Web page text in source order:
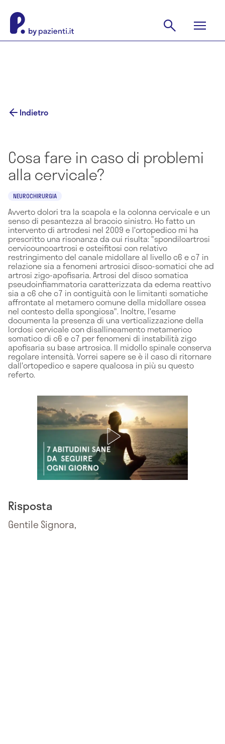
Indietro
Cosa fare in caso di problemi
alla cervicale?
NEUROCHIRURGIA
Avverto dolori tra la scapola e la colonna cervicale e un
senso di pesantezza al braccio sinistro. Ho fatto un
intervento di artrodesi nel 2009 e l'ortopedico mi ha
prescritto una risonanza da cui risulta: "spondiloartrosi
cervicouncoartrosi e osteifitosi con relativo
restringimento del canale midollare al livello c6 e c7 in
relazione sia a fenomeni artrosici disco-somatici che ad
artrosi zigo-apofisaria. Artrosi del disco somatica
pseudoinfiammatoria caratterizzata da edema reattivo
sia a c6 che c7 in contiguità con le limitanti somatiche
affrontate al metamero comune della midollare ossea
nel contesto della spongiosa". Inoltre, l'esame
documenta la presenza di una verticalizzazione della
lordosi cervicale con disallineamento metamerico
somatico di c6 e c7 per fenomeni di instabilità zigo
apofisaria su base artrosica. Il midollo spinale conserva
regolare intensità. Vorrei sapere se è il caso di ritornare
dall'ortopedico e sapere qualcosa in più su questo
referto.
Risposta
Gentile Signora,